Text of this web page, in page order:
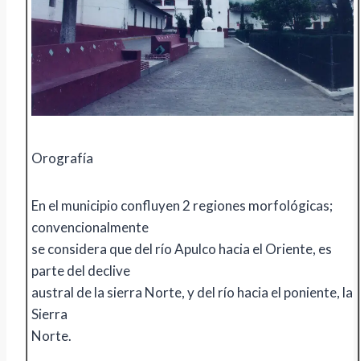
Orografía
En el municipio confluyen 2 regiones morfológicas;
convencionalmente
se considera que del río Apulco hacia el Oriente, es
parte del declive
austral de la sierra Norte, y del río hacia el poniente, la
Sierra
Norte.